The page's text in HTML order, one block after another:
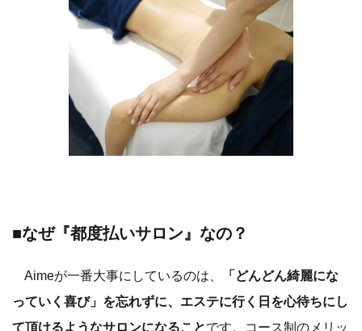
■なぜ『都度払いサロン』なの？
Aimeが一番大事にしているのは、
「どんどん綺麗にな
っていく喜び」を忘れずに、エステに行く日を心待ちにし
て頂けるようなサロンになることです。コース制のメリッ